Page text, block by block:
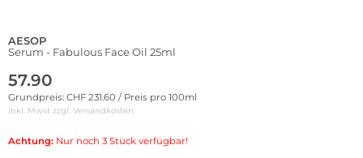
AESOP
Serum - Fabulous Face Oil 25ml
57.90
Grundpreis: CHF 231.60 / Preis pro 100ml
inkl. Mwst zzgl. Versandkosten
Achtung: Nur noch 3 Stück verfügbar!